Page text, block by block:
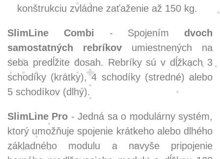
konštrukciu zvládne zaťaženie až 150 kg.
SlimLine Combi - Spojením dvoch
samostatných rebríkovumiestnených na
seba predĺžite dosah. Rebríky sú v dĺžkach 3
schodíky (krátky), 4 schodíky (stredné) alebo
5 schodíkov (dlhý).
SlimLine Pro - Jedná sa o modulárny systém,
ktorý umožňuje spojenie krátkeho alebo dlhého
základného modulu a navyše pripojenie